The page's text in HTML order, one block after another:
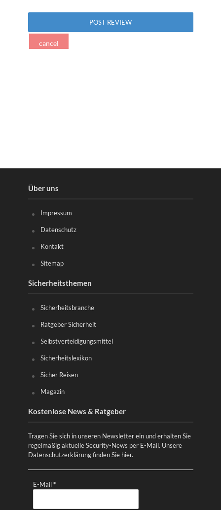
cancel
Über uns
Impressum
Datenschutz
Kontakt
Sitemap
Sicherheitsthemen
Sicherheitsbranche
Ratgeber Sicherheit
Selbstverteidigungsmittel
Sicherheitslexikon
Sicher Reisen
Magazin
Kostenlose News & Ratgeber
Tragen Sie sich in unseren Newsletter ein und erhalten Sie
regelmäßig aktuelle Security-News per E-Mail. Unsere
Datenschutzerklärung finden Sie hier.
E-Mail*